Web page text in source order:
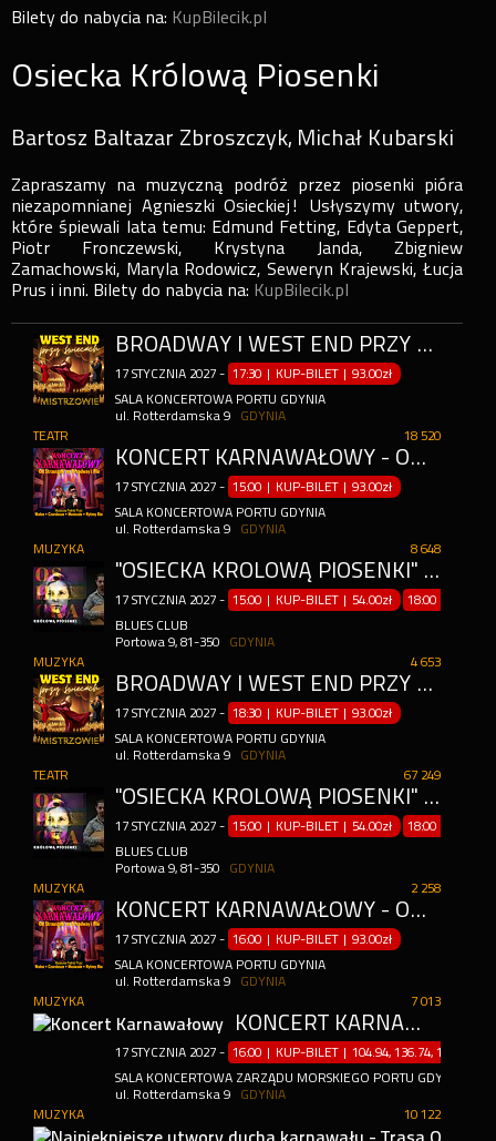
Bilety do nabycia na: KupBilecik.pl
Osiecka Królową Piosenki
Bartosz Baltazar Zbroszczyk, Michał Kubarski
Zapraszamy na muzyczną podróż przez piosenki pióra
niezapomnianej Agnieszki Osieckiej! Usłyszymy utwory,
które śpiewali lata temu: Edmund Fetting, Edyta Geppert,
Piotr Fronczewski, Krystyna Janda, Zbigniew
Zamachowski, Maryla Rodowicz, Seweryn Krajewski, Łucja
Prus i inni. Bilety do nabycia na: KupBilecik.pl
BROADWAY I WEST END PRZY ŚWIECACH – MISTRZOWIE MUSICALU NAJPIĘKNIEJSZE UTWORY MUSICALOWE
17 STYCZNIA 2027 - 17:30 | KUP-BILET |93.00zł
SALA KONCERTOWA PORTU GDYNIA
ul. Rotterdamska 9
GDYNIA
18 520
TEATR
KONCERT KARNAWAŁOWY - OD STRAUSSÓW PO BROADWAY I RIO
17 STYCZNIA 2027 - 15:00 | KUP-BILET |93.00zł
SALA KONCERTOWA PORTU GDYNIA
ul. Rotterdamska 9
GDYNIA
8 648
MUZYKA
"OSIECKA KRÓLOWĄ PIOSENKI" | ŁOMIANKI
17 STYCZNIA 2027 - 15:00 | KUP-BILET | 54.00zł
18:00 | KUP-
BLUES CLUB
Portowa 9, 81-350
GDYNIA
4 653
MUZYKA
BROADWAY I WEST END PRZY ŚWIECACH – MISTRZOWIE MUSICALU NAJPIĘKNIEJSZE UTWORY MUSICALOWE
17 STYCZNIA 2027 - 18:30 | KUP-BILET |93.00zł
SALA KONCERTOWA PORTU GDYNIA
ul. Rotterdamska 9
GDYNIA
67 249
TEATR
"OSIECKA KRÓLOWĄ PIOSENKI" | GDYNIA
17 STYCZNIA 2027 - 15:00 | KUP-BILET | 54.00zł
18:00 | KUP-
BLUES CLUB
Portowa 9, 81-350
GDYNIA
2 258
MUZYKA
KONCERT KARNAWAŁOWY - OD STRAUSSÓW PO BROADWAY I RIO
17 STYCZNIA 2027 - 16:00 | KUP-BILET |93.00zł
SALA KONCERTOWA PORTU GDYNIA
ul. Rotterdamska 9
GDYNIA
7 013
MUZYKA
KONCERT KARNAWAŁOWY
17 STYCZNIA 2027 - 16:00 | KUP-BILET |104.94, 136.74, 157.94,
SALA KONCERTOWA ZARZĄDU MORSKIEGO PORTU GDYNIA S.A.
ul. Rotterdamska 9
GDYNIA
10 122
MUZYKA